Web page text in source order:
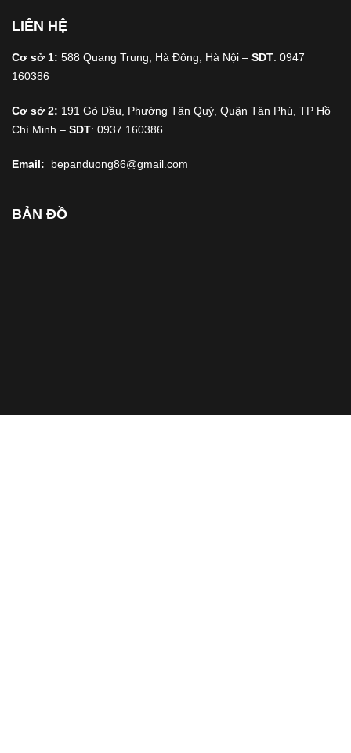
LIÊN HỆ
Cơ sở 1: 588 Quang Trung, Hà Đông, Hà Nội – SDT: 0947
160386
Cơ sở 2: 191 Gò Dầu, Phường Tân Quý, Quận Tân Phú, TP Hồ
Chí Minh – SDT: 0937 160386
Email: bepanduong86@gmail.com
BẢN ĐỒ